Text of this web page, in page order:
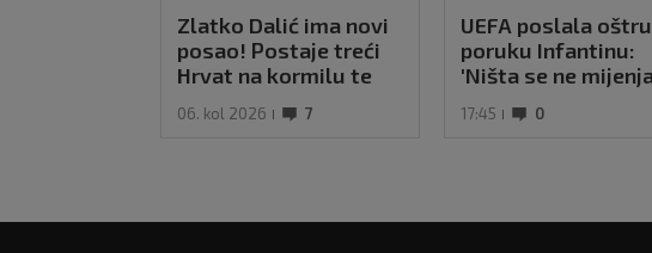
Zlatko Dalić ima novi
posao! Postaje treći
Hrvat na kormilu te
06. kol 2026 7
UEFA poslala oštru
poruku Infantinu:
'Ništa se ne
na snazi'
17:45 0